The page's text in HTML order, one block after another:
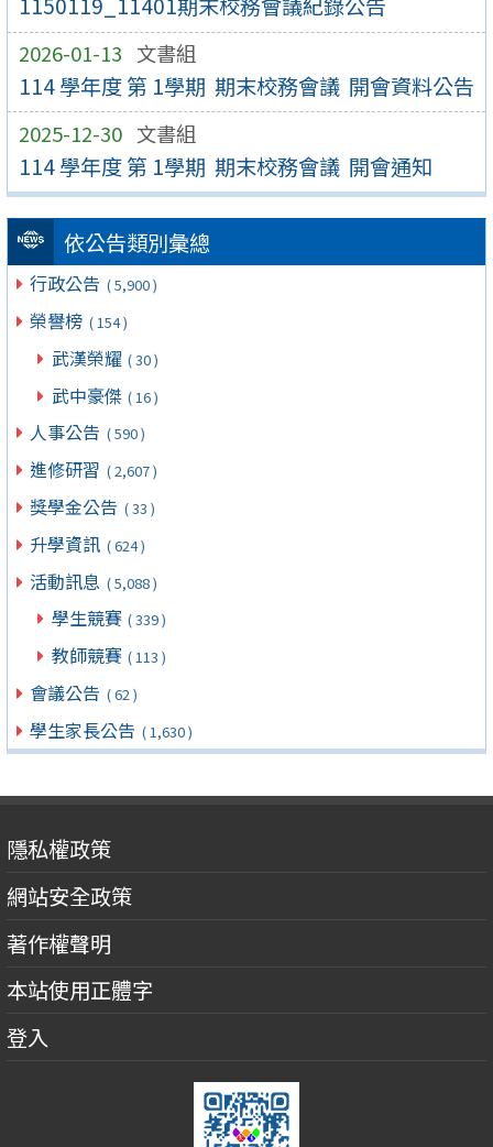
2026-01-13 文書組
114 學年度 第 1學期 期末校務會議 開會資料公告
2025-12-30 文書組
114 學年度 第 1學期 期末校務會議 開會通知
依公告類別彙總
行政公告 ( 5,900 )
榮譽榜 ( 154 )
武漢榮耀 ( 30 )
武中豪傑 ( 16 )
人事公告 ( 590 )
進修研習 ( 2,607 )
獎學金公告 ( 33 )
升學資訊 ( 624 )
活動訊息 ( 5,088 )
學生競賽 ( 339 )
教師競賽 ( 113 )
會議公告 ( 62 )
學生家長公告 ( 1,630 )
隱私權政策
網站安全政策
著作權聲明
本站使用正體字
登入